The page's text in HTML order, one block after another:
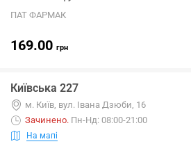
ПАТ ФАРМАК
169.00 грн
Київська 227
м. Київ, вул. Івана Дзюби, 16
Зачинено. Пн-Нд: 08:00-21:00
На мапі